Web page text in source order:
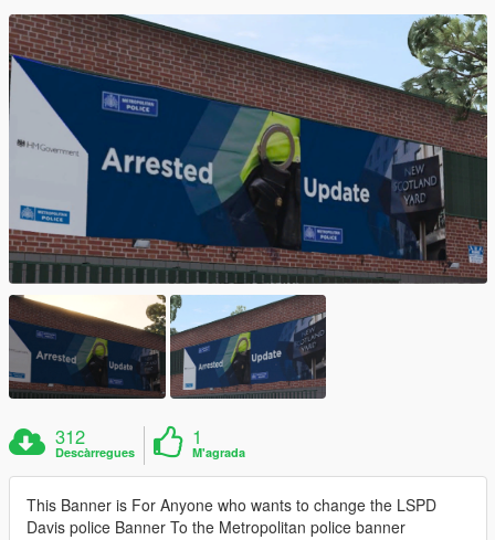
312
Descàrregues
1
M'agrada
This Banner is For Anyone who wants to change the LSPD
Davis police Banner To the Metropolitan police banner